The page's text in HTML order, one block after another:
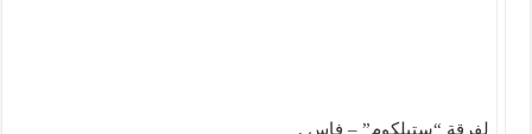
لفرقة “ستيلكوم” – فاس .